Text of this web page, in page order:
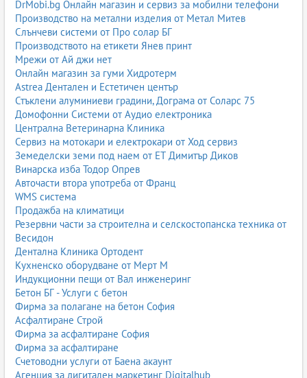
DrMobi.bg Онлайн магазин и сервиз за мобилни телефони
Производство на метални изделия от Метал Митев
Слънчеви системи от Про солар БГ
Производството на етикети Янев принт
Мрежи от Ай джи нет
Онлайн магазин за гуми Хидротерм
Astrea Дентален и Естетичен център
Стъклени алуминиеви градини, Дограма от Соларс 75
Домофонни Системи от Аудио електроника
Централна Ветеринарна Клиника
Сервиз на мотокари и електрокари от Ход сервиз
Земеделски земи под наем от ЕТ Димитър Диков
Винарска изба Тодор Опрев
Авточасти втора употреба от Франц
WMS система
Продажба на климатици
Резервни части за строителна и селскостопанска техника от
Весидон
Дентална Клиника Ортодент
Кухненско оборудване от Мерт М
Индукционни пещи от Вал инженеринг
Бетон БГ - Услуги с бетон
Фирма за полагане на бетон София
Асфалтиране Строй
Фирма за асфалтиране София
Фирма за асфалтиране
Счетоводни услуги от Баена акаунт
Агенция за дигитален маркетинг Digitalhub